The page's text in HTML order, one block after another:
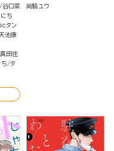
谷口菜
ち
タン
池康
真田往
ち タ
尚騎ユウ